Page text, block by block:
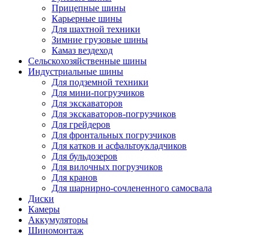
Прицепные шины
Карьерные шины
Для шахтной техники
Зимние грузовые шины
Камаз вездеход
Сельскохозяйственные шины
Индустриальные шины
Для подземной техники
Для мини-погрузчиков
Для экскаваторов
Для экскаваторов-погрузчиков
Для грейдеров
Для фронтальных погрузчиков
Для катков и асфальтоукладчиков
Для бульдозеров
Для вилочных погрузчиков
Для кранов
Для шарнирно-сочлененного самосвала
Диски
Камеры
Аккумуляторы
Шиномонтаж